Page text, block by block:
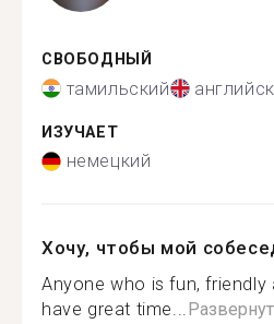
СВОБОДНЫЙ
тамильский
ИЗУЧАЕТ
немецкий
Хочу, чтобы мой
Anyone who is fun,
have great time...